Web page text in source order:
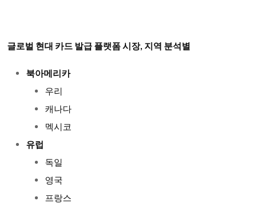
글로벌 현대 카드 발급 플랫폼 시장, 지역 분석별
북아메리카
우리
캐나다
멕시코
유럽
독일
영국
프랑스